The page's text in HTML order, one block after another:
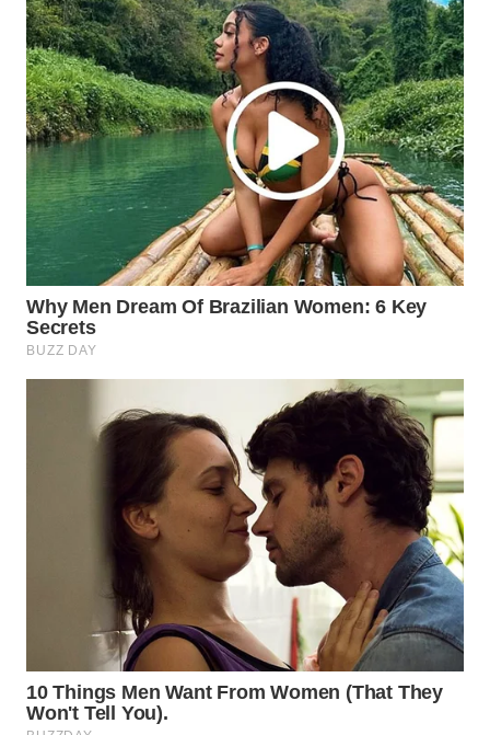
WN
SEMARANG
WN
SOLO
WN
BOROBUDUR
WN
MADURA
MANDALIKA
WN
LIKUPANG